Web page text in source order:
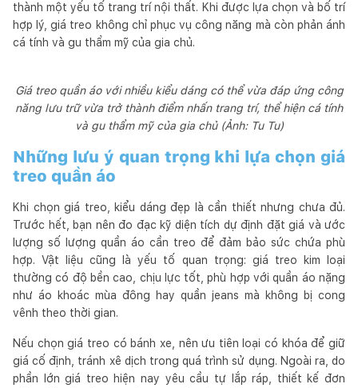
thành một yếu tố trang trí nội thất. Khi được lựa chọn và bố trí
hợp lý, giá treo không chỉ phục vụ công năng mà còn phản ánh
cá tính và gu thẩm mỹ của gia chủ.
Giá treo quần áo với nhiều kiểu dáng có thể vừa đáp ứng công
năng lưu trữ vừa trở thành điểm nhấn trang trí, thể hiện cá tính
và gu thẩm mỹ của gia chủ (Ảnh: Tu Tu)
Những lưu ý quan trọng khi lựa chọn giá
treo quần áo
Khi chọn giá treo, kiểu dáng đẹp là cần thiết nhưng chưa đủ.
Trước hết, bạn nên đo đạc kỹ diện tích dự định đặt giá và ước
lượng số lượng quần áo cần treo để đảm bảo sức chứa phù
hợp. Vật liệu cũng là yếu tố quan trọng: giá treo kim loại
thường có độ bền cao, chịu lực tốt, phù hợp với quần áo nặng
như áo khoác mùa đông hay quần jeans mà không bị cong
vênh theo thời gian.
Nếu chọn giá treo có bánh xe, nên ưu tiên loại có khóa để giữ
giá cố định, tránh xê dịch trong quá trình sử dụng. Ngoài ra, do
phần lớn giá treo hiện nay yêu cầu tự lắp ráp, thiết kế đơn